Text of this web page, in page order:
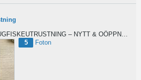
GUIDELINE FLUGFISKEUTRUSTNING – NYTT & OÖPPNAT
5
Foton